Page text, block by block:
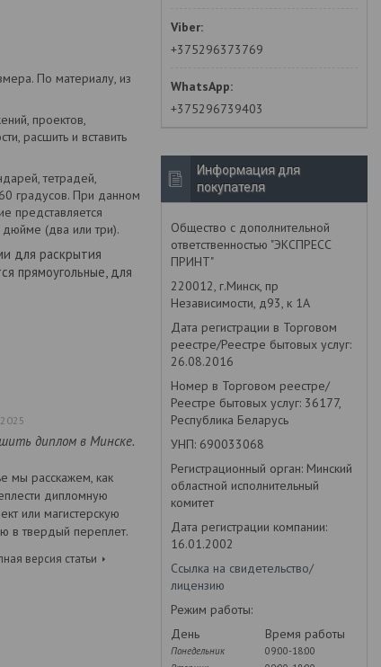
По материалу, из
проектов,
расшить и вставить
тетрадей,
градусов. При данном
представляется
(два или три).
для раскрытия
прямоугольные, для
диплом в Минске.
мы расскажем, как
дипломную
или магистерскую
в твердый переплет.
версия статьи
+375296373769
+375296739403
Информация для
покупателя
Общество с дополнительной
ответственностью "ЭКСПРЕСС
ПРИНТ"
220012, г.Минск, пр
Независимости, д93, к 1А
Дата регистрации в Торговом
реестре/Реестре бытовых услуг:
26.08.2016
Номер в Торговом реестре/
Реестре бытовых услуг: 36177,
Республика Беларусь
УНП: 690033068
Регистрационный орган: Минский
областной исполнительный
комитет
Дата регистрации компании:
16.01.2002
Ссылка на свидетельство/
лицензию
Режим работы:
День
Время работы
Понедельник
09:00-18:00